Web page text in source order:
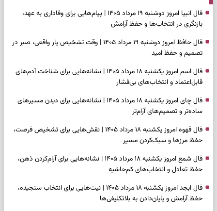
فال انبیا امروز دوشنبه ۱۹ مرداد ۱۴۰۵ | پیام‌هایی برای وفاداری به عهد،
بازنگری در انتخاب‌ها و حفظ آرامش
فال حافظ امروز دوشنبه ۱۹ مرداد ۱۴۰۵ | وقت تشخیص یار واقعی، صبر در
تصمیم و حفظ امید
فال اسم امروز یکشنبه ۱۸ مرداد ۱۴۰۵ | نشانه‌هایی برای شناخت آدم‌های
قابل‌اعتماد و انتخاب‌های بی‌فشار
فال چای امروز یکشنبه ۱۸ مرداد ۱۴۰۵ | نشانه‌هایی برای دیدن مسیرهای
ساده‌تر و تصمیم‌های آرام‌تر
فال قهوه امروز یکشنبه ۱۸ مرداد ۱۴۰۵ | نقش‌هایی برای تشخیص فرصت،
حفظ مرزها و سبک‌کردن مسیر
فال شمع امروز یکشنبه ۱۸ مرداد ۱۴۰۵ | نشانه‌هایی برای آرام‌کردن ذهن،
حفظ تعادل و انتخاب‌های کم‌حاشیه
فال ابجد امروز یکشنبه ۱۸ مرداد ۱۴۰۵ | نیت‌هایی برای انتخاب سنجیده،
حفظ آرامش و پایان‌دادن به بلاتکلیفی‌ها